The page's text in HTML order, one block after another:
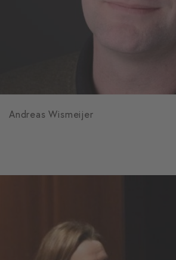
Andreas Wismeijer